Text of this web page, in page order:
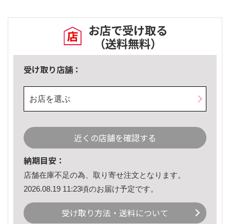
お店で受け取る
（送料無料）
受け取り店舗：
お店を選ぶ
近くの店舗を確認する
納期目安：
店舗在庫不足の為、取り寄せ注文となります。
2026.08.19 11:23頃のお届け予定です。
受け取り方法・送料について